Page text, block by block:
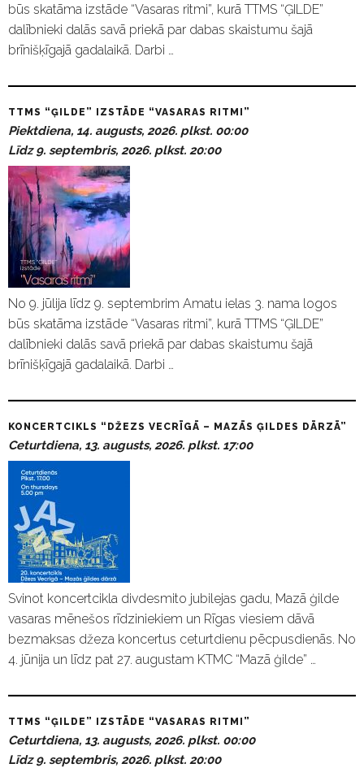
būs skatāma izstāde “Vasaras ritmi”, kurā TTMS “ĢILDE”
dalībnieki dalās savā priekā par dabas skaistumu šajā
brīnišķīgajā gadalaikā. Darbi …
TTMS “ĢILDE” IZSTĀDE “VASARAS RITMI”
Piektdiena, 14. augusts, 2026. plkst. 00:00
Līdz 9. septembris, 2026. plkst. 20:00
No 9. jūlija līdz 9. septembrim Amatu ielas 3. nama logos
būs skatāma izstāde “Vasaras ritmi”, kurā TTMS “ĢILDE”
dalībnieki dalās savā priekā par dabas skaistumu šajā
brīnišķīgajā gadalaikā. Darbi …
KONCERTCIKLS “DŽEZS VECRĪGĀ – MAZĀS ĢILDES DĀRZĀ”
Ceturtdiena, 13. augusts, 2026. plkst. 17:00
Svinot koncertcikla divdesmito jubilejas gadu, Mazā ģilde
vasaras mēnešos rīdziniekiem un Rīgas viesiem dāvā
bezmaksas džeza koncertus ceturtdienu pēcpusdienās. No
4. jūnija un līdz pat 27. augustam KTMC “Mazā ģilde” …
TTMS “ĢILDE” IZSTĀDE “VASARAS RITMI”
Ceturtdiena, 13. augusts, 2026. plkst. 00:00
Līdz 9. septembris, 2026. plkst. 20:00